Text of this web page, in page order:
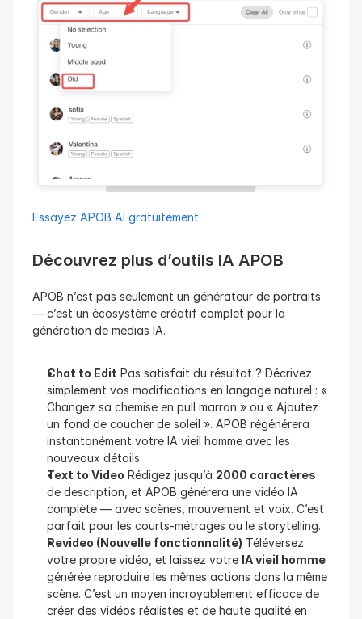
Essayez APOB AI gratuitement
Découvrez plus d’outils IA APOB
APOB n’est pas seulement un générateur de portraits
— c’est un écosystème créatif complet pour la
génération de médias IA.
Chat to Edit Pas satisfait du résultat ? Décrivez
simplement vos modifications en langage naturel : «
Changez sa chemise en pull marron » ou « Ajoutez
un fond de coucher de soleil ». APOB régénérera
instantanément votre IA vieil homme avec les
nouveaux détails.
Text to Video Rédigez jusqu’à 2000 caractères
de description, et APOB générera une vidéo IA
complète — avec scènes, mouvement et voix. C’est
parfait pour les courts-métrages ou le storytelling.
Revideo (Nouvelle fonctionnalité) Téléversez
votre propre vidéo, et laissez votre IA vieil homme
générée reproduire les mêmes actions dans la même
scène. C’est un moyen incroyablement efficace de
créer des vidéos réalistes et de haute qualité en